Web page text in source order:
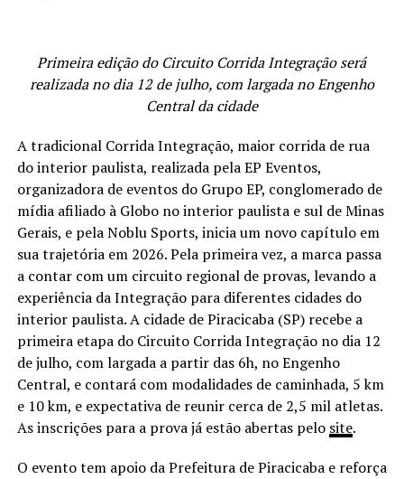
Primeira edição do Circuito Corrida Integração será
realizada no dia 12 de julho, com largada no Engenho
Central da cidade
A tradicional Corrida Integração, maior corrida de rua
do interior paulista, realizada pela EP Eventos,
organizadora de eventos do Grupo EP, conglomerado de
mídia afiliado à Globo no interior paulista e sul de Minas
Gerais, e pela Noblu Sports, inicia um novo capítulo em
sua trajetória em 2026. Pela primeira vez, a marca passa
a contar com um circuito regional de provas, levando a
experiência da Integração para diferentes cidades do
interior paulista. A cidade de Piracicaba (SP) recebe a
primeira etapa do Circuito Corrida Integração no dia 12
de julho, com largada a partir das 6h, no Engenho
Central, e contará com modalidades de caminhada, 5 km
e 10 km, e expectativa de reunir cerca de 2,5 mil atletas.
As inscrições para a prova já estão abertas pelo site.
O evento tem apoio da Prefeitura de Piracicaba e reforça